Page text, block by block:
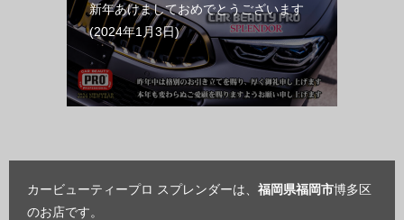
新年あけましておめでとうございます
2024年1月3日
カービューティープロ スプレンダーは、 福岡県福岡市博多区
のお店です。